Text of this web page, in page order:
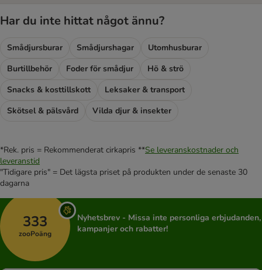
Har du inte hittat något ännu?
Smådjursburar Smådjurshagar
Utomhusburar
Burtillbehör
Foder för smådjur
Hö & strö
Snacks & kosttillskott
Leksaker & transport
Skötsel & pälsvård
Vilda djur & insekter
*Rek. pris = Rekommenderat cirkapris **Se leveranskostnader och
leveranstid
"Tidigare pris" = Det lägsta priset på produkten under de senaste 30
dagarna
333
zooPoäng
Nyhetsbrev - Missa inte personliga erbjudanden,
kampanjer och rabatter!